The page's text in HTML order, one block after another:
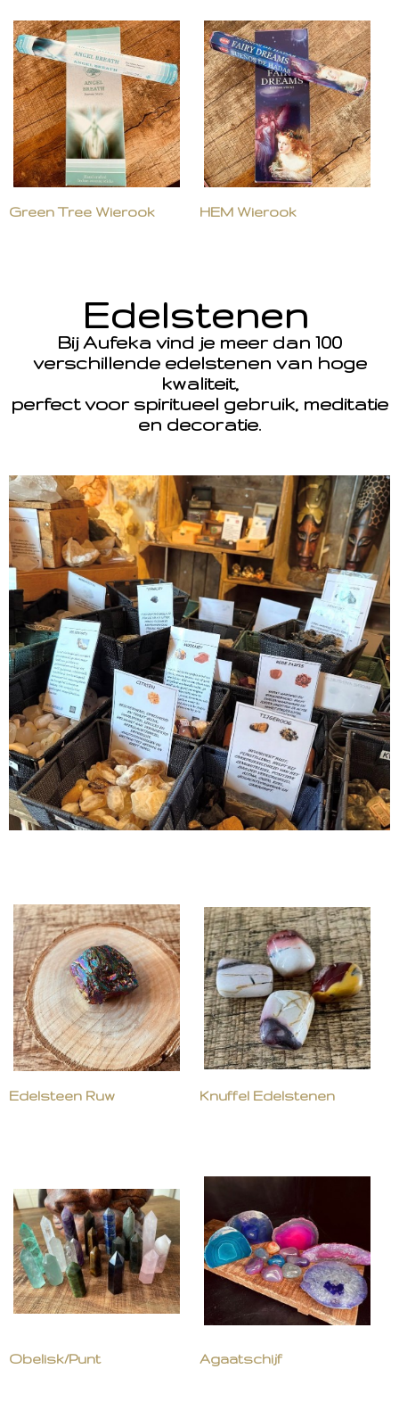
Green Tree Wierook HEM Wierook
Edelstenen
Bij Aufeka vind je meer dan 100
verschillende edelstenen van hoge
kwaliteit,
perfect voor spiritueel gebruik, meditatie
en decoratie.
Edelsteen Ruw Knuffel Edelstenen
Obelisk/Punt Agaatschijf